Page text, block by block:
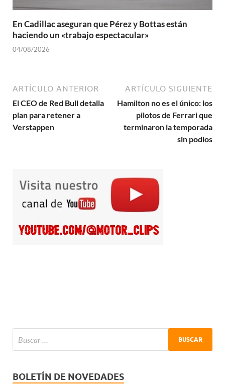
En Cadillac aseguran que Pérez y Bottas están
haciendo un «trabajo espectacular»
04/08/2026
ARTÍCULO ANTERIOR
El CEO de Red Bull detalla
plan para retener a
Verstappen
ARTÍCULO SIGUIENTE
Hamilton no es el único: los
pilotos de Ferrari que
terminaron la temporada
sin podios
BOLETÍN DE NOVEDADES